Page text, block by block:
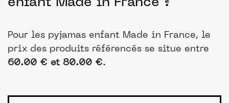
enfant Made in France ?
Pour les pyjamas enfant Made in France, le
prix des produits référencés se situe entre
60.00 € et 80.00 €.